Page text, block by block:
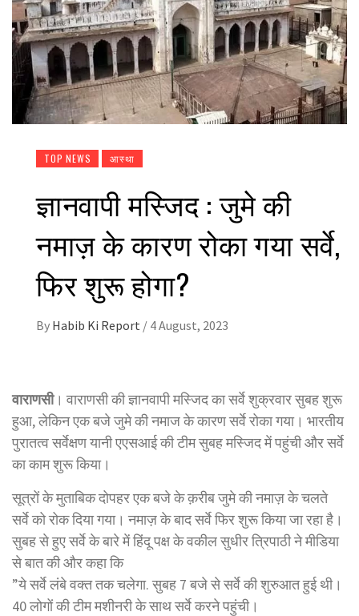
TOP NEWS आस्था
ज्ञानवापी मस्जिद : जुमे की
नमाज़ के कारण रोका गया सर्वे,
फिर शुरू होगा?
By Habib Ki Report / 4 August, 2023
वाराणसी। वाराणसी की ज्ञानवापी मस्जिद का सर्वे शुक्रवार सुबह शुरू
हुआ, लेकिन एक बजे जुमे की नमाज के कारण सर्वे रोका गया। भारतीय
पुरातत्व सर्वेक्षण यानी एएसआई की टीम सुबह मस्जिद में पहुंची और सर्वे
का काम शुरू किया।
सूत्रों के मुताबिक दोपहर एक बजे के क़रीब जुमे की नमाज़ के चलते
सर्वे को रोक दिया गया। नमाज़ के बाद सर्वे फिर शुरू किया जा रहा है।
सुबह से हुए सर्वे के बारे में हिंदू पक्ष के वकील सुधीर त्रिपाठी ने मीडिया
से बात की और कहा कि
”ये सर्वे लंबे वक्त तक चलेगा. सुबह 7 बजे से सर्वे की शुरुआत हुई थी।
40 लोगों की टीम मशीनरी के साथ सर्वे करने पहुंची।